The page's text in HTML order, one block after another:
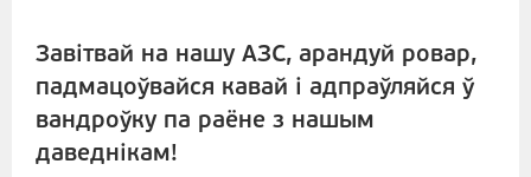
Завітвай на нашу АЗС, арандуй ровар,
падмацоўвайся кавай і адпраўляйся ў
вандроўку па раёне з нашым
даведнікам!